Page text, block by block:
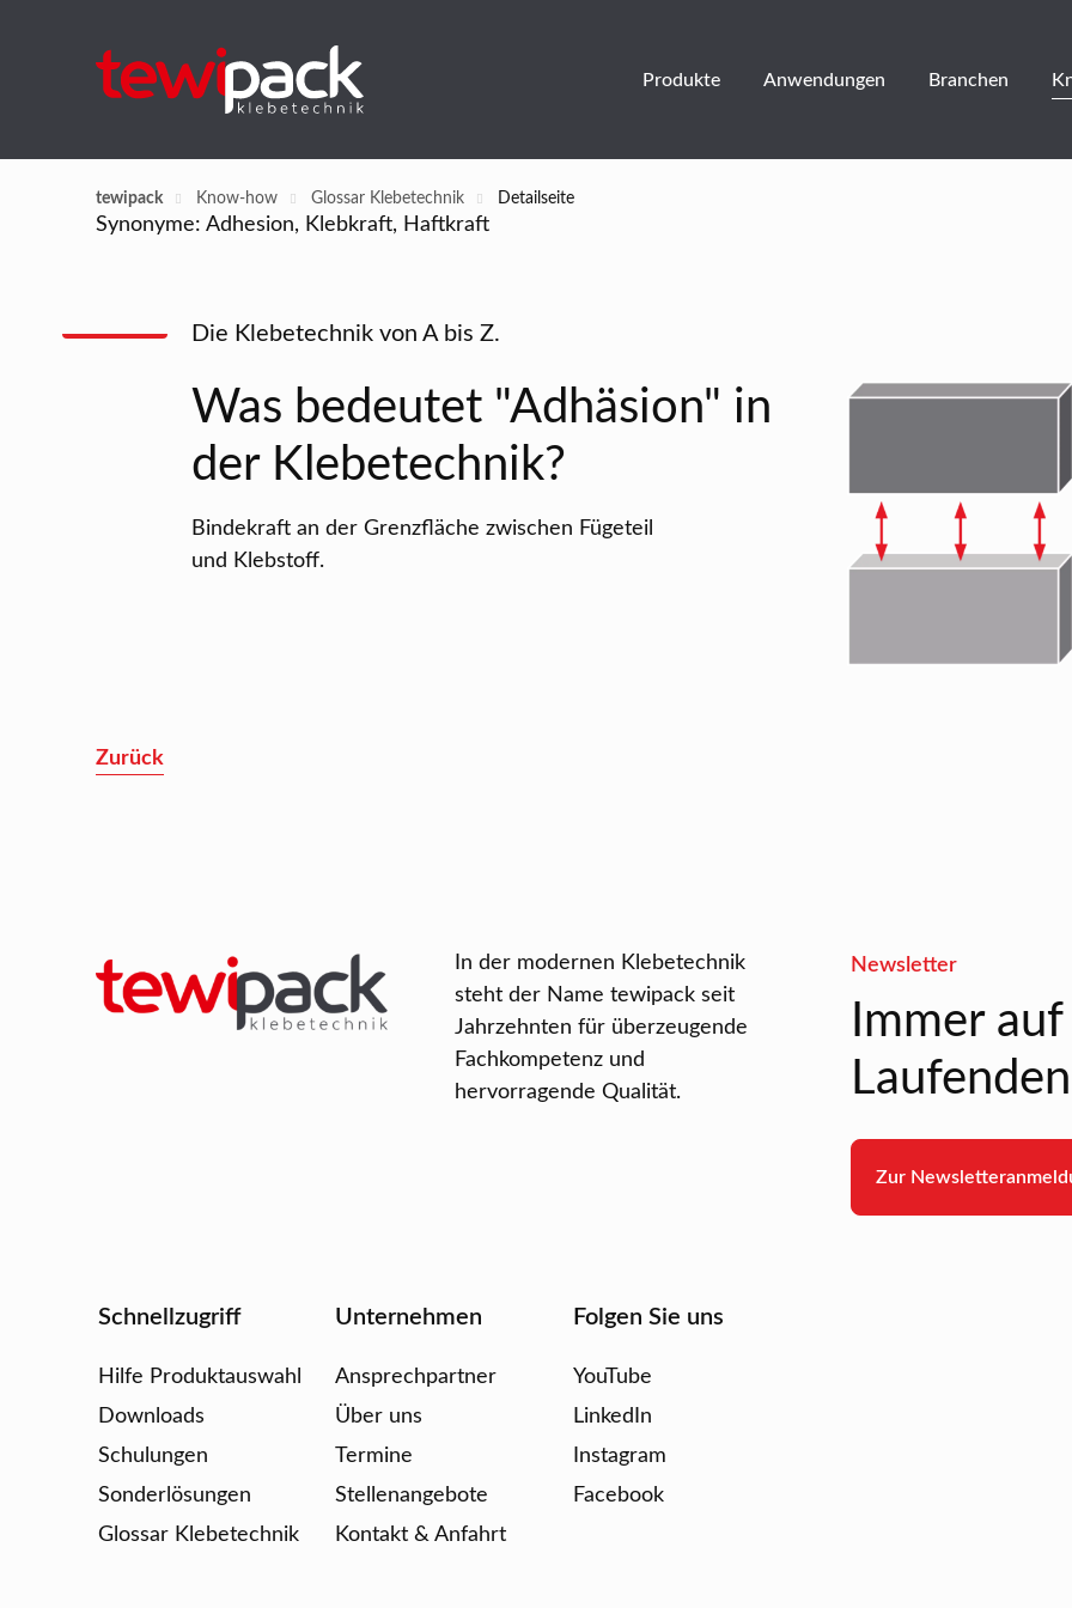
Produkte Anwendungen Branchen
tewipack Know-how Glossar Klebetechnik Detailseite
Synonyme: Adhesion, Klebkraft, Haftkraft
Die Klebetechnik von A bis Z.
Was bedeutet "Adhäsion" in
der Klebetechnik?
Bindekraft an der Grenzfläche zwischen Fügeteil
und Klebstoff.
Zurück
In der modernen Klebetechnik
steht der Name tewipack seit
Jahrzehnten für überzeugende
Fachkompetenz und
hervorragende Qualität.
Newsletter
Immer
Zur
Schnellzugriff
Hilfe Produktauswahl
Downloads
Schulungen
Sonderlösungen
Glossar Klebetechnik
Unternehmen
Ansprechpartner
Über uns
Termine
Stellenangebote
Kontakt & Anfahrt
Folgen Sie uns
YouTube
LinkedIn
Instagram
Facebook